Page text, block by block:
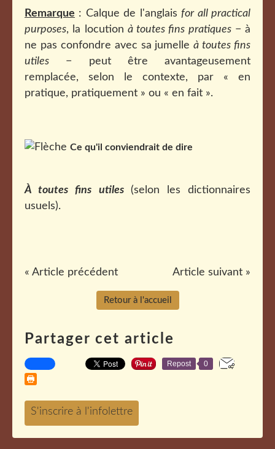
Remarque : Calque de l'anglaisfor all practical
purposes, la locution à toutes fins pratiques− à
ne pas confondre avec sa jumelleà toutes fins
utiles − peut être avantageusement
remplacée, selon le contexte, par « en
pratique, pratiquement » ou « en fait ».
Ce qu'il conviendrait de dire
À toutes fins utiles (selon les dictionnaires
usuels).
« Article précédent Article suivant »
Retour à l'accueil
Partager cet article
Repost 0